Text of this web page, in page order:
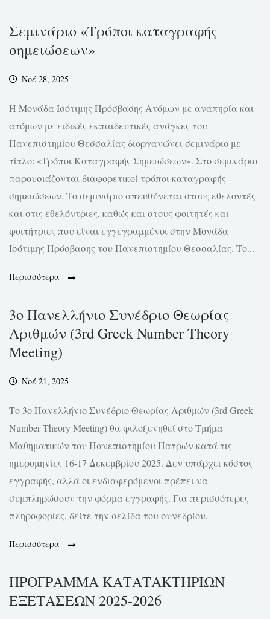
Σεμινάριο «Τρόποι καταγραφής
σημειώσεων»
Νοέ 28, 2025
Η Μονάδα Ισότιμης Πρόσβασης Ατόμων με αναπηρία και
ατόμων με ειδικές εκπαιδευτικές ανάγκες του
Πανεπιστημίου Θεσσαλίας διοργανώνει σεμινάριο με
τίτλο: «Τρόποι Καταγραφής Σημειώσεων». Στο σεμινάριο
παρουσιάζονται διαφορετικοί τρόποι καταγραφής
σημειώσεων. Το σεμινάριο απευθύνεται στους εθελοντές
και στις εθελόντριες, καθώς και στους φοιτητές και
φοιτήτριες που είναι εγγεγραμμένοι στην Μονάδα
Ισότιμης Πρόσβασης του Πανεπιστημίου Θεσσαλίας. Το...
Περισσότερα
3ο Πανελλήνιο Συνέδριο Θεωρίας
Αριθμών (3rd Greek Number Theory
Meeting)
Νοέ 21, 2025
Το 3ο Πανελλήνιο Συνέδριο Θεωρίας Αριθμών (3rd Greek
Number Theory Meeting) θα φιλοξενηθεί στο Τμήμα
Μαθηματικών του Πανεπιστημίου Πατρών κατά τις
ημερομηνίες 16-17 Δεκεμβρίου 2025. Δεν υπάρχει κόστος
εγγραφής, αλλά οι ενδιαφερόμενοι πρέπει να
συμπληρώσουν την φόρμα εγγραφής. Για περισσότερες
πληροφορίες, δείτε την σελίδα του συνεδρίου.
Περισσότερα
ΠΡΟΓΡΑΜΜΑ ΚΑΤΑΤΑΚΤΗΡΙΩΝ
ΕΞΕΤΑΣΕΩΝ 2025-2026